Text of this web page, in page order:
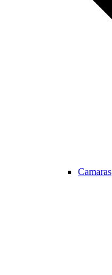
Camaras